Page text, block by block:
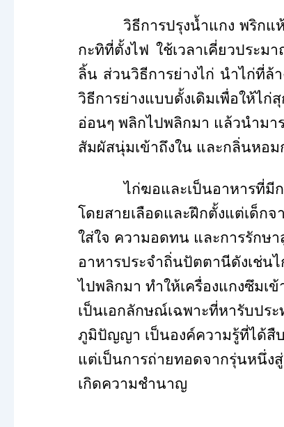
วิธีการปรุงน้ำแกง พริกแห้งแ
กะทิที่ตั้งไฟ ใช้เวลาเคี่ยวประม
ลิ้น ส่วนวิธีการย่างไก่ นำไก่ที่ล้
วิธีการย่างแบบดั้งเดิมเพื่อให้ไ
อ่อนๆ พลิกไปพลิกมา แล้วนำมา
สัมผัสนุ่มเข้าถึงใน และกลิ่นหอม
ไก่ฆอและเป็นอาหารที่มีกรร
โดยสายเลือดและฝึกตั้งแต่เด็ก
ใส่ใจ ความอดทน และการรักษ
อาหารประจำถิ่นปัตตานีดังเช่น
ไปพลิกมา ทำให้เครื่องแกงซึมเ
เป็นเอกลักษณ์เฉพาะที่หารับป
ภูมิปัญญา เป็นองค์ความรู้ที่ได้สื
แต่เป็นการถ่ายทอดจากรุ่นหนึ่ง
เกิดความชำนาญ